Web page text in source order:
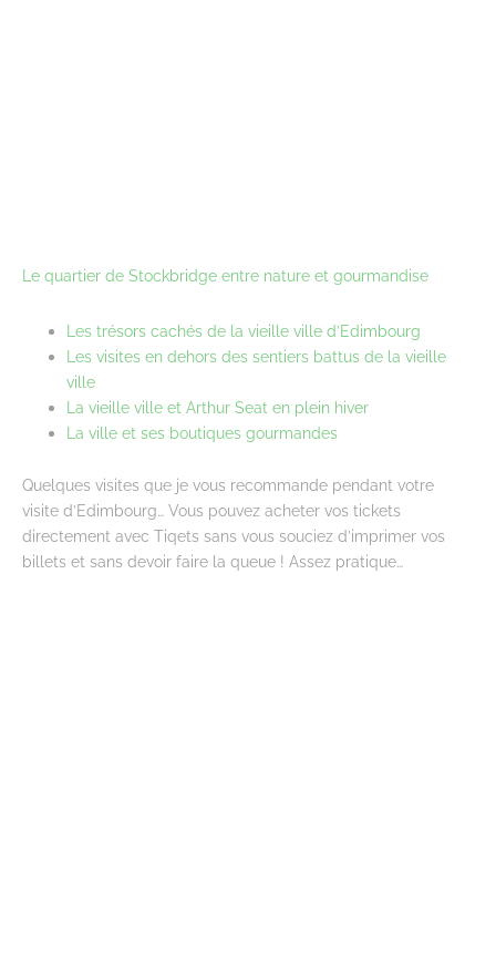
Le quartier de Stockbridge entre nature et gourmandise
Les trésors cachés de la vieille ville d’Edimbourg
Les visites en dehors des sentiers battus de la vieille
ville
La vieille ville et Arthur Seat en plein hiver
La ville et ses boutiques gourmandes
Quelques visites que je vous recommande pendant votre
visite d’Edimbourg… Vous pouvez acheter vos tickets
directement avec Tiqets sans vous souciez d’imprimer vos
billets et sans devoir faire la queue ! Assez pratique…